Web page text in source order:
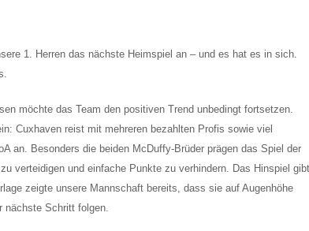
1. Herren das nächste Heimspiel an – und es hat es in sich.
.
möchte das Team den positiven Trend unbedingt fortsetzen.
Cuxhaven reist mit mehreren bezahlten Profis sowie viel
an. Besonders die beiden McDuffy-Brüder prägen das Spiel der
verteidigen und einfache Punkte zu verhindern. Das Hinspiel gibt
zeigte unsere Mannschaft bereits, dass sie auf Augenhöhe
nächste Schritt folgen.